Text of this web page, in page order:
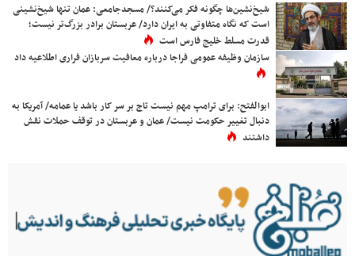
شیخ‌نشین‌ها چگونه فکر می‌کنند؟/ مسجدجامعی: عمان تنها شیخ‌نشینی
است که نگاه متفاوتی به ایران دارد/ عربستان برادر بزرگ‌تر نیست؛
قدرت مسلط خلیج فارس است
سازمان وظیفه عمومی فراجا درباره معافیت سربازان فراری اطلاعیه داد
ابوالفتح: برای ترامپ مهم نیست تاج بر سر کار باشد یا عمامه/ آمریکا به
دنبال تغییر حکومت نیست/ عمان و عربستان در توقف حملات نقش
داشتند